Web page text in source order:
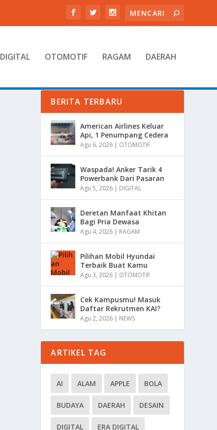
DIGITAL OTOMOTIF RAGAM DAERAH
BERITA TERBARU
American Airlines Keluar
Api, 1 Penumpang Cedera
Agu 6, 2026 | OTOMOTIF
Waspada! Anker Tarik 4
Powerbank Dari Pasaran
Agu 5, 2026 | DIGITAL
Deretan Manfaat Khitan
Bagi Pria Dewasa
Agu 4, 2026 | RAGAM
Pilihan Mobil Hyundai
Terbaik Buat Kamu
Agu 3, 2026 | OTOMOTIF
Cek Kampusmu! Masuk
Daftar Rekrutmen KAI?
Agu 2, 2026 | NEWS
ARTIKEL TAG
AI ALAM APPLE BOLA
BUDAYA DAERAH DESAIN
DIGITAL ERA DIGITAL